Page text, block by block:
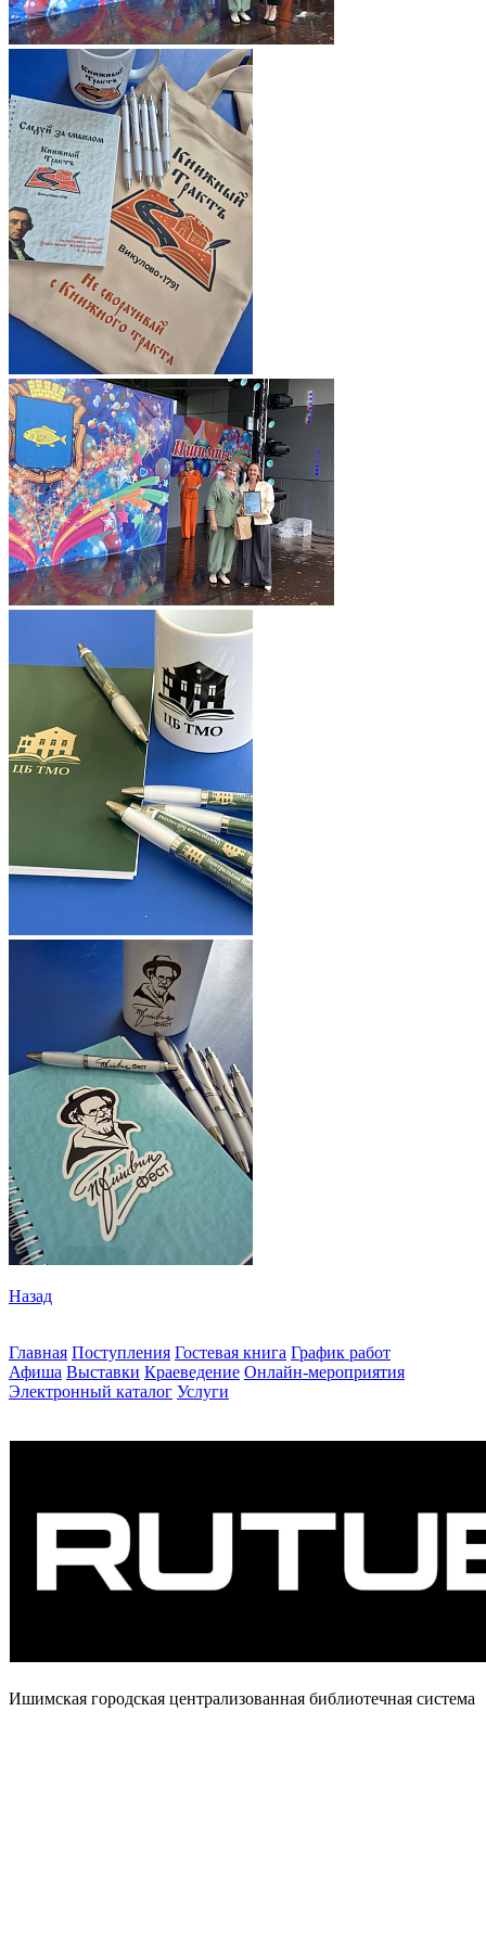
Назад
Главная Поступления Гостевая книга График работ
Афиша Выставки Краеведение Онлайн-мероприятия
Электронный каталог Услуги
Ишимская городская централизованная библиотечная система